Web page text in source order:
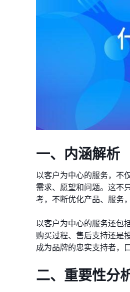
一、内涵解析
以客户为中心的服务，不
需求、愿望和问题。这不
考，不断优化产品、服务
以客户为中心的服务还包
购买过程、售后支持还是
成为品牌的忠实支持者，
二、重要性分